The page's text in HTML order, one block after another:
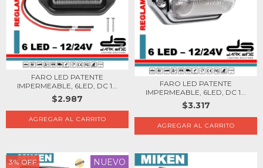
FARO LED PATENTE
IMPERMEABLE, 6LED, DC 1...
$2.987
FARO LED PATENTE
IMPERMEABLE, 6LED, DC 1...
$3.317
3% OFF NUEVO